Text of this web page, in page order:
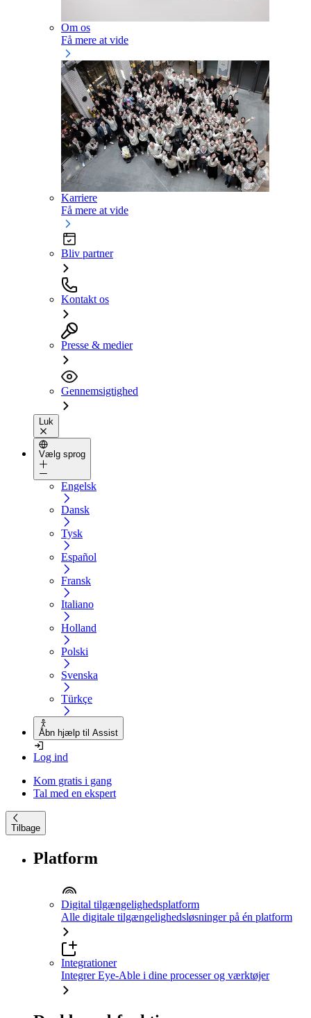
Om os
Få mere at vide
Karriere
Få mere at vide
Bliv partner
Kontakt os
Presse & medier
Gennemsigtighed
Luk
Vælg sprog
Engelsk
Dansk
Tysk
Español
Fransk
Italiano
Holland
Polski
Svenska
Türkçe
Åbn hjælp til Assist
Log ind
Kom gratis i gang
Tal med en ekspert
Tilbage
Platform
Digital tilgængelighedsplatform
Alle digitale tilgængelighedsløsninger på én platform
Integrationer
Integrer Eye-Able i dine processer og værktøjer